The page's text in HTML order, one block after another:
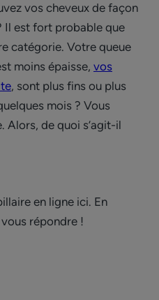
vos cheveux de façon
Il est fort probable que
catégorie. Votre queue
moins épaisse, vos
, sont plus fins ou plus
mois ? Vous
Alors, de quoi s’agit-il
en ligne ici. En
répondre !